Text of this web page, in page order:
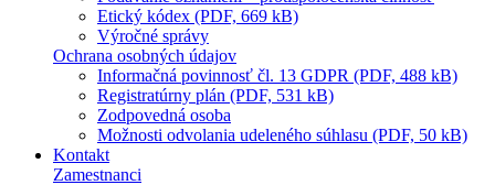
Etický kódex (PDF, 669 kB)
Výročné správy
Ochrana osobných údajov
Informačná povinnosť čl. 13 GDPR (PDF, 488 kB)
Registratúrny plán (PDF, 531 kB)
Zodpovedná osoba
Možnosti odvolania udeleného súhlasu (PDF, 50 kB)
Kontakt
Zamestnanci